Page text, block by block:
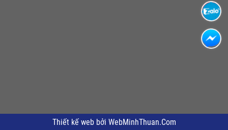
Thiết kế web bởi WebMinhThuan.Com